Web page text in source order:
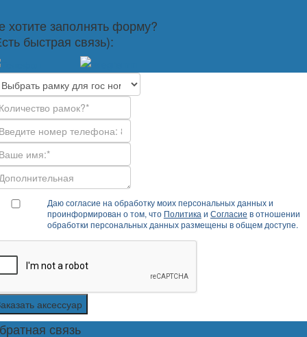
хотите заполнять форму?
быстрая связь):
Даю согласие на обработку моих персональных данных и
проинформирован о том, что Политика и Согласие в отношении
обработки персональных данных размещены в общем доступе.
аксессуар
связь